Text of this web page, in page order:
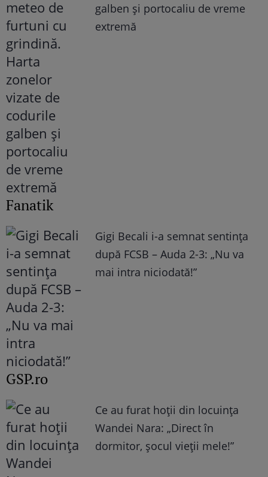
galben și portocaliu de vreme
extremă
Fanatik
Gigi Becali i-a semnat sentința
după FCSB – Auda 2-3: „Nu va
mai intra niciodată!”
GSP.ro
Ce au furat hoții din locuința
Wandei Nara: „Direct în
dormitor, șocul vieții mele!”